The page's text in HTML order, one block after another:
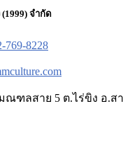
จำกัด
769-8228
ณฑลสาย 5 ต.ไร่ขิง อ.ส